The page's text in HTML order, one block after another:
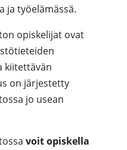
ja työelämässä.
opiskelijat ovat
kiitettävän
on järjestetty
jo usean
voit opiskella